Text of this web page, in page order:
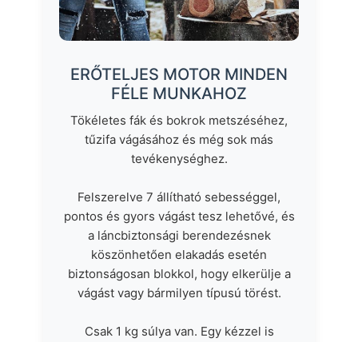
ERŐTELJES MOTOR MINDEN
FÉLE MUNKAHOZ
Tökéletes fák és bokrok metszéséhez,
tűzifa vágásához és még sok más
tevékenységhez.
Felszerelve 7 állítható sebességgel,
pontos és gyors vágást tesz lehetővé, és
a láncbiztonsági berendezésnek
köszönhetően elakadás esetén
biztonságosan blokkol, hogy elkerülje a
vágást vagy bármilyen típusú törést.
Csak 1 kg súlya van. Egy kézzel is